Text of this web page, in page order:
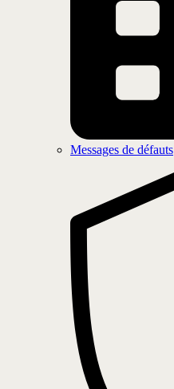
Messages de défauts